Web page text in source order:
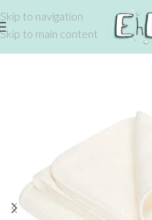
Skip to navigation
Skip to main content